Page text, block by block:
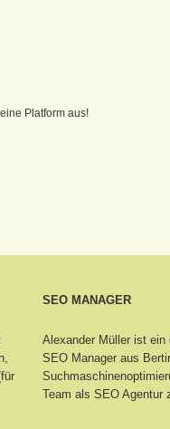
Platform aus!
SEO MANAGER
Alexander Müller ist ein
SEO Manager aus
Team als SEO Agentur